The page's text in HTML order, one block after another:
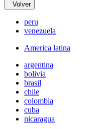
Volver
peru
venezuela
America latina
argentina
bolivia
brasil
chile
colombia
cuba
nicaragua